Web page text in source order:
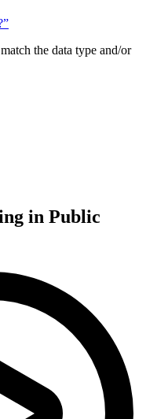
the data type and/or
in Public